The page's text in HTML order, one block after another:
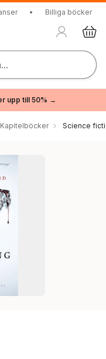
• Billiga böcker
upp till 50% →
Kapitelböcker Science